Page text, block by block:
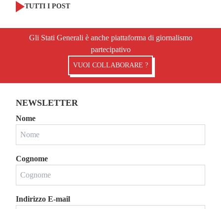
TUTTI I POST
Gli Stati Generali è anche piattaforma di giornalismo
partecipativo
VUOI COLLABORARE ?
NEWSLETTER
Nome
Cognome
Indirizzo E-mail